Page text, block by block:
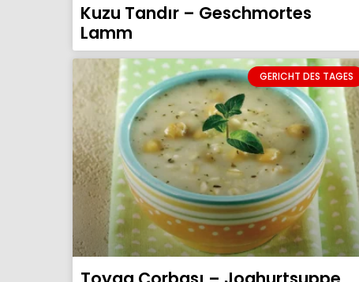
Kuzu Tandır – Geschmortes
Lamm
GERICHT DES TAGES